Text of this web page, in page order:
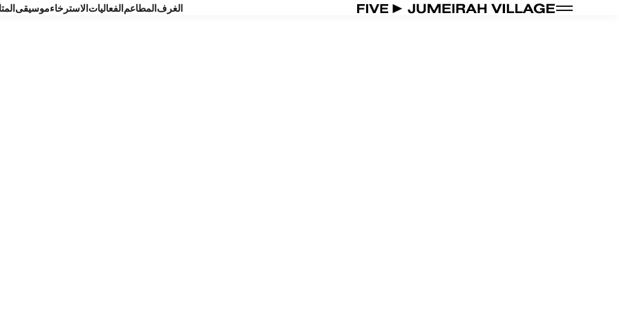
الغرف المطاعم الفعاليات الاسترخاءموسيقى